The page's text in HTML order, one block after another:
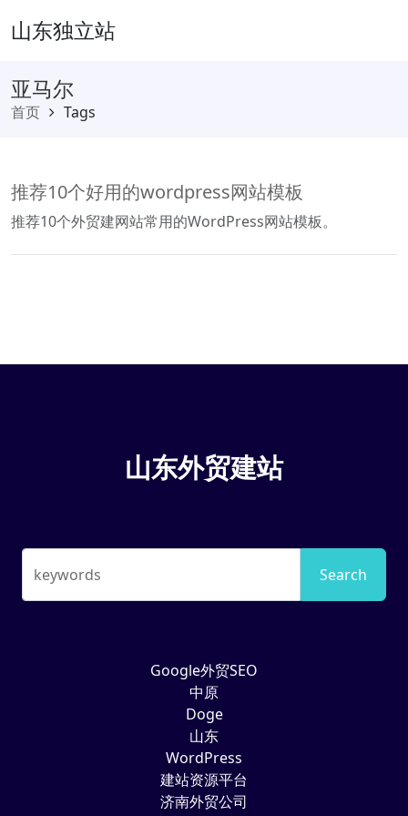
山东独立站
亚马尔
首页 Tags
推荐10个好用的wordpress网站模板
推荐10个外贸建网站常用的WordPress网站模板。
山东外贸建站
keywords Search
Google外贸SEO
中原
Doge
山东
WordPress
建站资源平台
济南外贸公司